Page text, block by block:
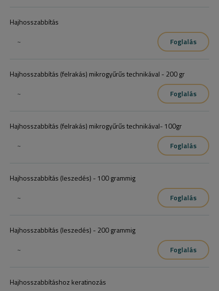
Hajhosszabbítás
~
Foglalás
Hajhosszabbítás (felrakás) mikrogyűrűs technikával - 200 gr
~
Foglalás
Hajhosszabbítás (felrakás) mikrogyűrűs technikával- 100gr
~
Foglalás
Hajhosszabbítás (leszedés) - 100 grammig
~
Foglalás
Hajhosszabbítás (leszedés) - 200 grammig
~
Foglalás
Hajhosszabbításhoz keratinozás